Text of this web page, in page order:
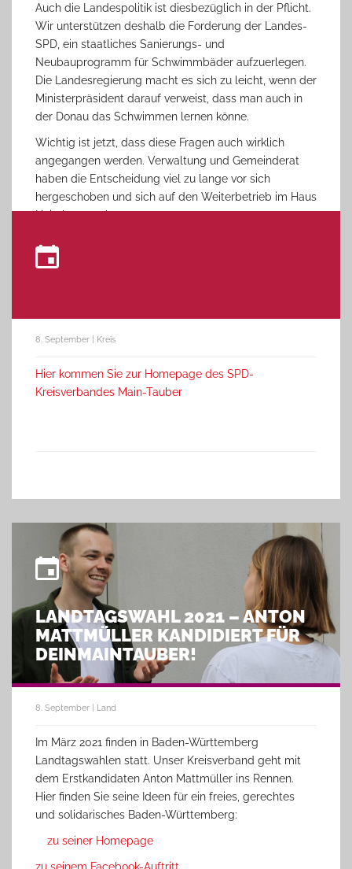
Auch die Landespolitik ist diesbezüglich in der Pflicht.
Wir unterstützen deshalb die Forderung der Landes-
SPD, ein staatliches Sanierungs- und
Neubauprogramm für Schwimmbäder aufzuerlegen.
Die Landesregierung macht es sich zu leicht, wenn der
Ministerpräsident darauf verweist, dass man auch in
der Donau das Schwimmen lernen könne.
Wichtig ist jetzt, dass diese Fragen auch wirklich
angegangen werden. Verwaltung und Gemeinderat
haben die Entscheidung viel zu lange vor sich
hergeschoben und sich auf den Weiterbetrieb im Haus
Heimberg verlassen.
8. September | Kreis
Hier kommen Sie zur Homepage des SPD-
Kreisverbandes Main-Tauber
LANDTAGSWAHL 2021 – ANTON
MATTMÜLLER KANDIDIERT FÜR
DEINMAINTAUBER!
8. September | Land
Im März 2021 finden in Baden-Württemberg
Landtagswahlen statt. Unser Kreisverband geht mit
dem Erstkandidaten Anton Mattmüller ins Rennen.
Hier finden Sie seine Ideen für ein freies, gerechtes
und solidarisches Baden-Württemberg:
zu seiner Homepage